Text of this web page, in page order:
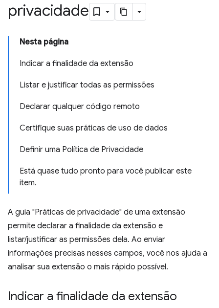
privacidade
Nesta página
Indicar a finalidade da extensão
Listar e justificar todas as permissões
Declarar qualquer código remoto
Certifique suas práticas de uso de dados
Definir uma Política de Privacidade
Está quase tudo pronto para você publicar este
item.
A guia "Práticas de privacidade" de uma extensão
permite declarar a finalidade da extensão e
listar/justificar as permissões dela. Ao enviar
informações precisas nesses campos, você nos ajuda a
analisar sua extensão o mais rápido possível.
Indicar a finalidade da extensão